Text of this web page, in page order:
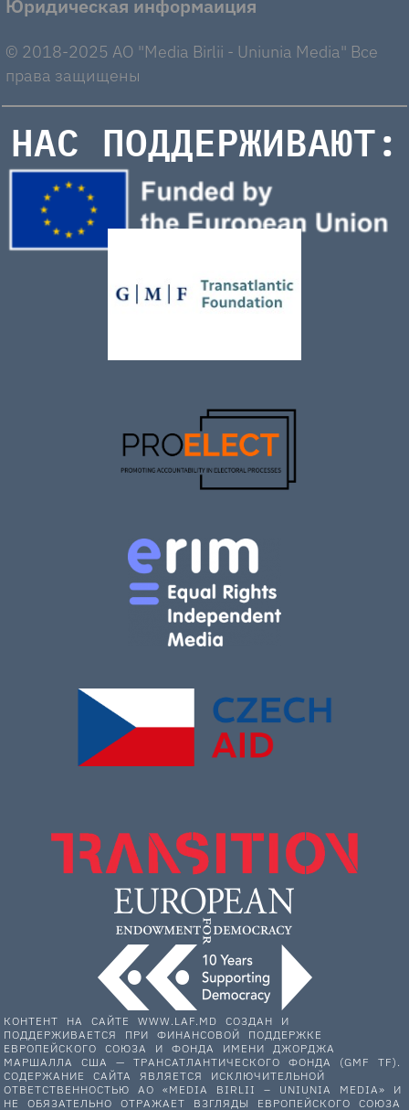
Юридическая информаиция
© 2018-2025 AO "Media Birlii - Uniunia Media" Все
права защищены
НАС ПОДДЕРЖИВАЮТ:
КОНТЕНТ НА САЙТЕ WWW.LAF.MD СОЗДАН И
ПОДДЕРЖИВАЕТСЯ ПРИ ФИНАНСОВОЙ ПОДДЕРЖКЕ
ЕВРОПЕЙСКОГО СОЮЗА И ФОНДА ИМЕНИ ДЖОРДЖА
МАРШАЛЛА США — ТРАНСАТЛАНТИЧЕСКОГО ФОНДА (GMF TF).
СОДЕРЖАНИЕ САЙТА ЯВЛЯЕТСЯ ИСКЛЮЧИТЕЛЬНОЙ
ОТВЕТСТВЕННОСТЬЮ АО «MEDIA BIRLII – UNIUNIA MEDIA» И
НЕ ОБЯЗАТЕЛЬНО ОТРАЖАЕТ ВЗГЛЯДЫ ЕВРОПЕЙСКОГО СОЮЗА